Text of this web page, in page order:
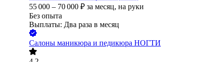
55 000 – 70 000 ₽ за месяц, на руки
Без опыта
Выплаты: Два раза в месяц
Салоны маникюра и педикюра НОГТИ